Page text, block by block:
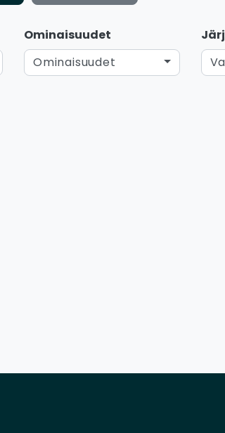
Ominaisuudet
Ominaisuudet